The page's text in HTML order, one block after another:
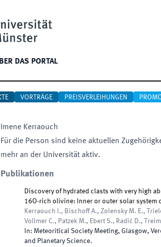
DAS PORTAL
VORTRÄGE PREISVERLEIHUNGEN
Imene Kerraouch
Für die Person sind keine aktuellen
mehr an der Universität aktiv.
Publikationen
Discovery of hydrated clasts with very high
16O-rich olivine: Inner or outer solar system
Kerraouch I., Bischoff A., Zolensky M. E.,
Vollmer C., Patzek M., Ebert S., Radić D.,
In: Meteoritical Society Meeting, Glasgow,
and Planetary Science.